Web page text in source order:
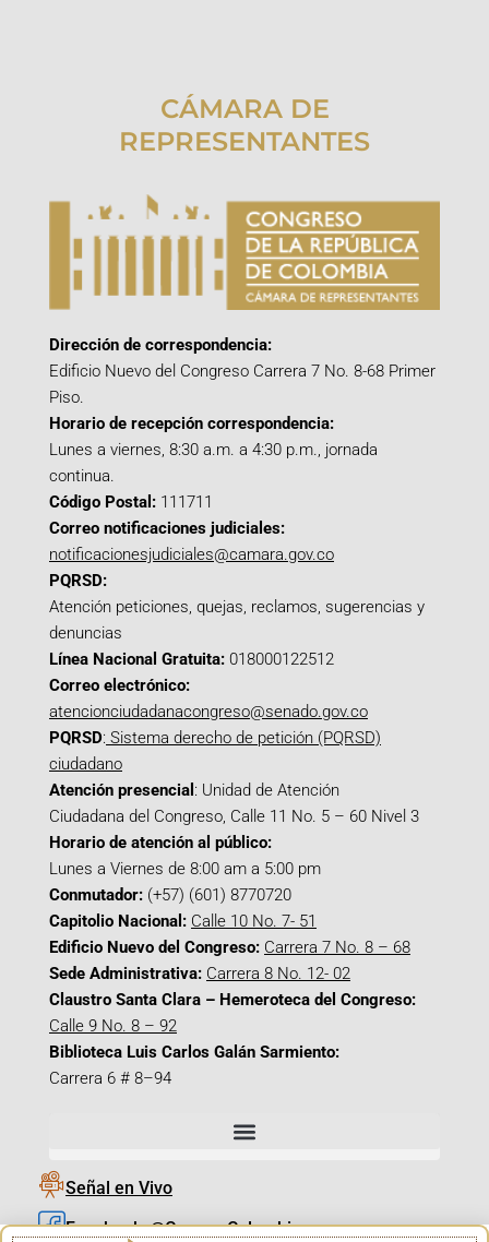
CÁMARA DE
REPRESENTANTES
Dirección de correspondencia:
Edificio Nuevo del Congreso Carrera 7 No. 8-68 Primer
Piso.
Horario de recepción correspondencia:
Lunes a viernes, 8:30 a.m. a 4:30 p.m., jornada
continua.
Código Postal: 111711
Correo notificaciones judiciales:
notificacionesjudiciales@camara.gov.co
PQRSD:
Atención peticiones, quejas, reclamos, sugerencias y
denuncias
Línea Nacional Gratuita: 018000122512
Correo electrónico:
atencionciudadanacongreso@senado.gov.co
PQRSD: Sistema derecho de petición (PQRSD)
ciudadano
Atención presencial : Unidad de Atención
Ciudadana del Congreso, Calle 11 No. 5 – 60 Nivel 3
Horario de atención al público:
Lunes a Viernes de 8:00 am a 5:00 pm
Conmutador: (+57) (601) 8770720
Capitolio Nacional: Calle 10 No. 7- 51
Edificio Nuevo del Congreso: Carrera 7 No. 8 – 68
Sede Administrativa: Carrera 8 No. 12- 02
Claustro Santa Clara – Hemeroteca del Congreso:
Calle 9 No. 8 – 92
Biblioteca Luis Carlos Galán Sarmiento:
Carrera 6 # 8–94
Señal en Vivo
Facebook_@CamaraColombia